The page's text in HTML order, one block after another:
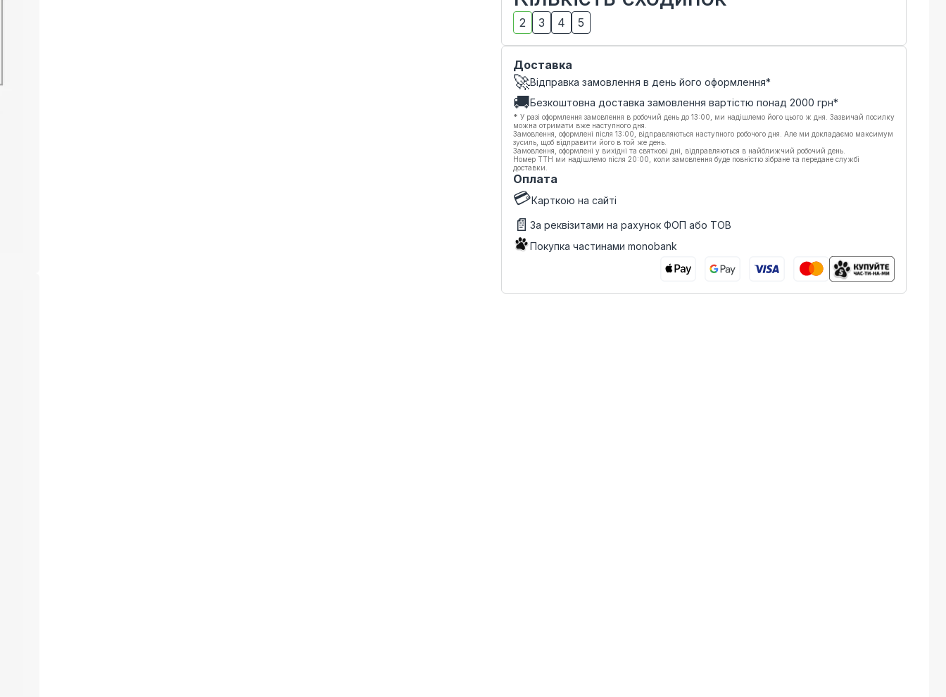
2 3 4 5
Доставка
🚀Відправка замовлення в день його оформлення*
🚚Безкоштовна доставка замовлення вартістю понад 2000 грн*
* У разі оформлення замовлення в робочий день до 13:00, ми надішлемо його цього ж дня. Зазвичай посилку
можна отримати вже наступного дня.
Замовлення, оформлені після 13:00, відправляються наступного робочого дня. Але ми докладаємо максимум
зусиль, щоб відправити його в той же день.
Замовлення, оформлені у вихідні та святкові дні, відправляються в найближчий робочий день.
Номер ТТН ми надішлемо після 20:00, коли замовлення буде повністю зібране та передане службі
доставки.
Оплата
💳Карткою на сайті
📄 За реквізитами на рахунок ФОП або ТОВ
Покупка частинами monobank